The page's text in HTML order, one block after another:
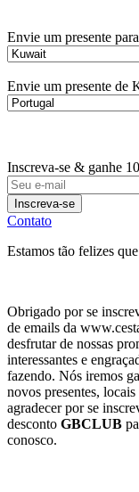
Envie um presente
Envie um presente de
Inscreva-se & ganhe
Inscreva-se
Contato
Estamos tão felizes
Obrigado por se
de emails da
desfrutar de nossas
interessantes e
fazendo. Nós iremos
novos presentes,
agradecer por se
desconto GBCLUB
conosco.